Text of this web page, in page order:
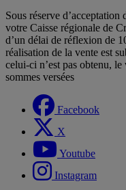
Sous réserve
votre Caisse régionale de
d’un délai de réflexion de
réalisation de la vente est
celui-ci n’est pas obtenu,
sommes versées
Facebook
X
Youtube
Instagram